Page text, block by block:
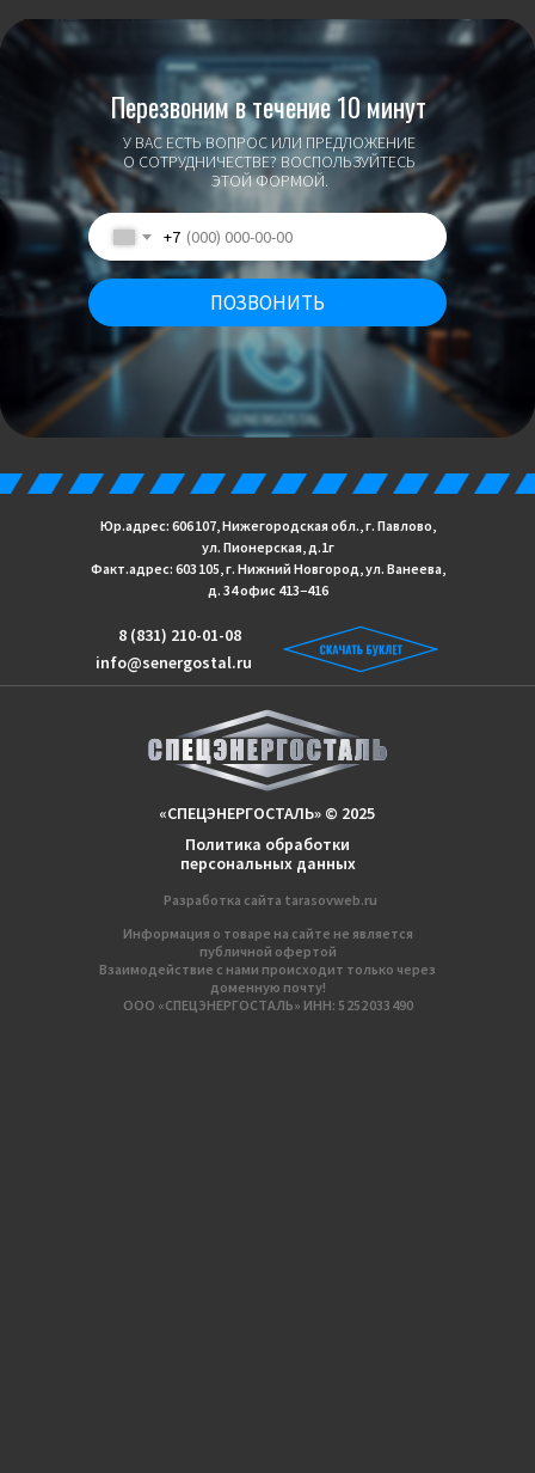
У ВАС ЕСТЬ ВОПРОС ИЛИ ПРЕДЛОЖЕНИЕ
О СОТРУДНИЧЕСТВЕ? ВОСПОЛЬЗУЙТЕСЬ
ЭТОЙ ФОРМОЙ.
Перезвоним в течение 10 минут
+7
ПОЗВОНИТЬ
Информация о товаре на сайте не является
публичной офертой
Взаимодействие с нами происходит только через
доменную почту!
ООО «СПЕЦЭНЕРГОСТАЛЬ» ИНН: 5 252 033 490
Разработка сайтa tarasovweb.ru
Политика обработки
персональных данных
«СПЕЦЭНЕРГОСТАЛЬ» © 2025
info@senergostal.ru
8 (831) 210-01-08
Юр.адрес: 606 107, Нижегородская обл., г. Павлово,
ул. Пионерская, д.1г
Факт.адрес: 603 105, г. Нижний Новгород, ул. Ванеева,
д. 34 офис 413−416